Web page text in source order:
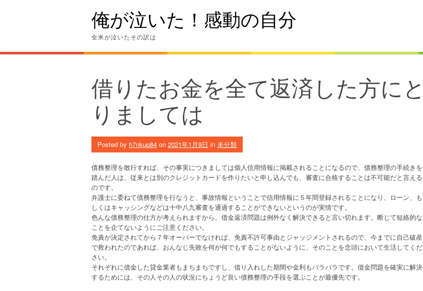
俺が泣いた！感動の自分
全米が泣いたその訳は
借りたお金を全て返済した方にと
りましては
Posted by h7nkup84 on 2021年1月9日 in 未分類
債務整理を敢行すれば、その事実につきましては個人信用情報に掲載されることになるので、債務整理の手続きを
踏んだ人は、従来とは別のクレジットカードを作りたいと申し込んでも、審査に合格することは不可能だと言える
のです。
弁護士に委ねて債務整理を行なうと、事故情報ということで信用情報に５年間登録されることになり、ローン、も
しくはキャッシングなどは十中八九審査を通過することができないというのが実情です。
色んな債務整理の仕方が考えられますから、借金返済問題は例外なく解決できると言い切れます。断じて短絡的な
ことを企てないようにご注意ください。
免責が決定されてから７年オーバーでなければ、免責不許可事由とジャッジメントされるので、今までに自己破産
で救われたのであれば、おんなじ失敗を何が何でもすることがないように、そのことを念頭において生活してくだ
さい。
それぞれに借金した貸金業者もまちまちですし、借り入れした期間や金利もバラバラです。借金問題を確実に解決
するためには、その人その人の状況にちょうど良い債務整理の手段を選ぶことが最優先です。